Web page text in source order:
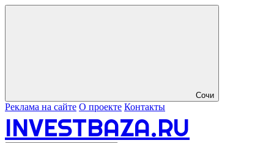
Сочи
Реклама на сайте О проекте Контакты
INVESTBAZA.RU